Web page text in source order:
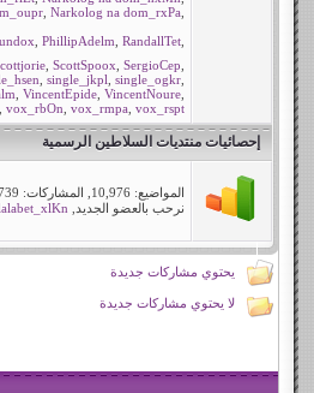
, Narkolog na dom_rxPa
PhillipAdelm RandallTet,
, ScottSpoox SergioCep
single_jkpl single_ogkr,
VincentEpide, VincentNoure,
vox_rbOn vox_rmpa vox_rspt
إحصائيات منتديات السلاطين الرسمية
المواضيع: 10,976, المشاركات: 104,739, الأعضاء: 153,675
نرحب بالعضو الجديد,
يحتوي مشاركات جديدة
لا يحتوي مشاركات جديدة